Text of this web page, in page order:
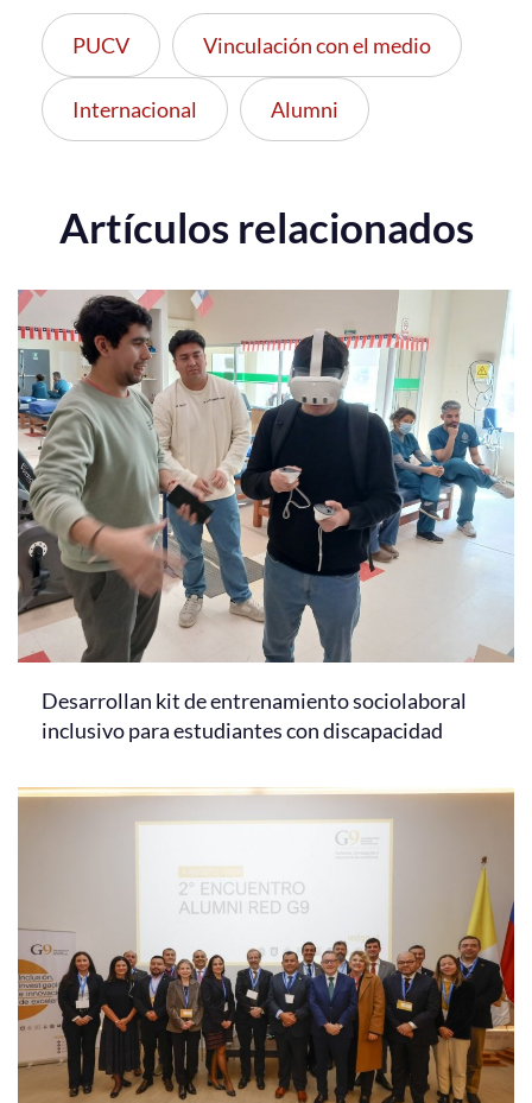
PUCV Vinculación con el medio
Internacional Alumni
Artículos relacionados
Desarrollan kit de entrenamiento sociolaboral
inclusivo para estudiantes con discapacidad